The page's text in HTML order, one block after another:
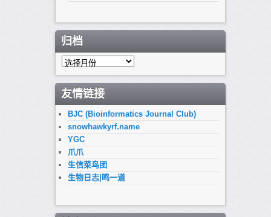
归档
归
友情链接
BJC (Bioinformatics Journal Club)
snowhawkyrf.name
YGC
爪爪
生信菜鸟团
生物日志|鸣一道